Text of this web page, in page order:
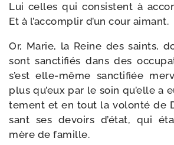
Lui celles qui consistent à
Et à l’ac­com­plir d’un cour aimant.
Or, Marie, la Reine des saints,
sont sanc­ti­fiés dans des
s’est elle-​même sanc­ti­fiée
plus qu’eux par le soin qu’elle a
te­ment et en tout la volon­té de
sant ses devoirs d’é­tat, qui
mère de famille.